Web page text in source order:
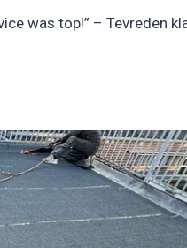
was top!” – Tevreden